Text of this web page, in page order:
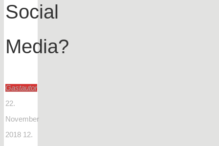
Social
Media?
Gastautor
22.
November
2018 12.